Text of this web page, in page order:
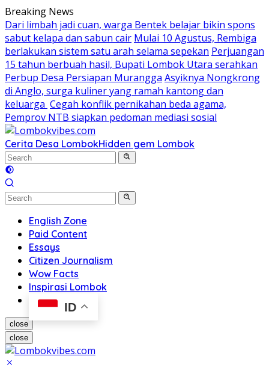
Skip
to
content
Breaking News
Dari limbah jadi cuan, warga Bentek belajar bikin spons
sabut kelapa dan sabun cair Mulai 10 Agustus, Rembiga
berlakukan sistem satu arah selama sepekan Perjuangan
15 tahun berbuah hasil, Bupati Lombok Utara serahkan
Perbup Desa Persiapan Murangga Asyiknya Nongkrong
di Anglo, surga kuliner yang ramah kantong dan
keluarga Cegah konflik pernikahan beda agama,
Pemprov NTB siapkan pedoman mediasi sosial
Cerita Desa LombokHidden gem Lombok
English Zone
Paid Content
Essays
Citizen Journalism
Wow Facts
Inspirasi Lombok
ID
close
close